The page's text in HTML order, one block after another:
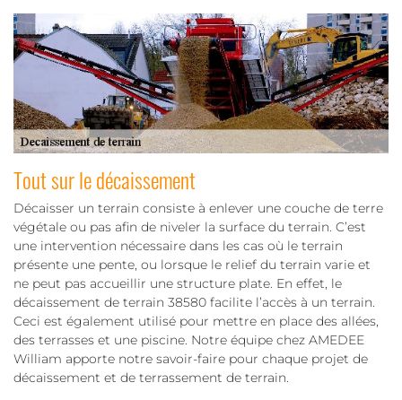
Tout sur le décaissement
Décaisser un terrain consiste à enlever une couche de terre
végétale ou pas afin de niveler la surface du terrain. C’est
une intervention nécessaire dans les cas où le terrain
présente une pente, ou lorsque le relief du terrain varie et
ne peut pas accueillir une structure plate. En effet, le
décaissement de terrain 38580 facilite l’accès à un terrain.
Ceci est également utilisé pour mettre en place des allées,
des terrasses et une piscine. Notre équipe chez AMEDEE
William apporte notre savoir-faire pour chaque projet de
décaissement et de terrassement de terrain.